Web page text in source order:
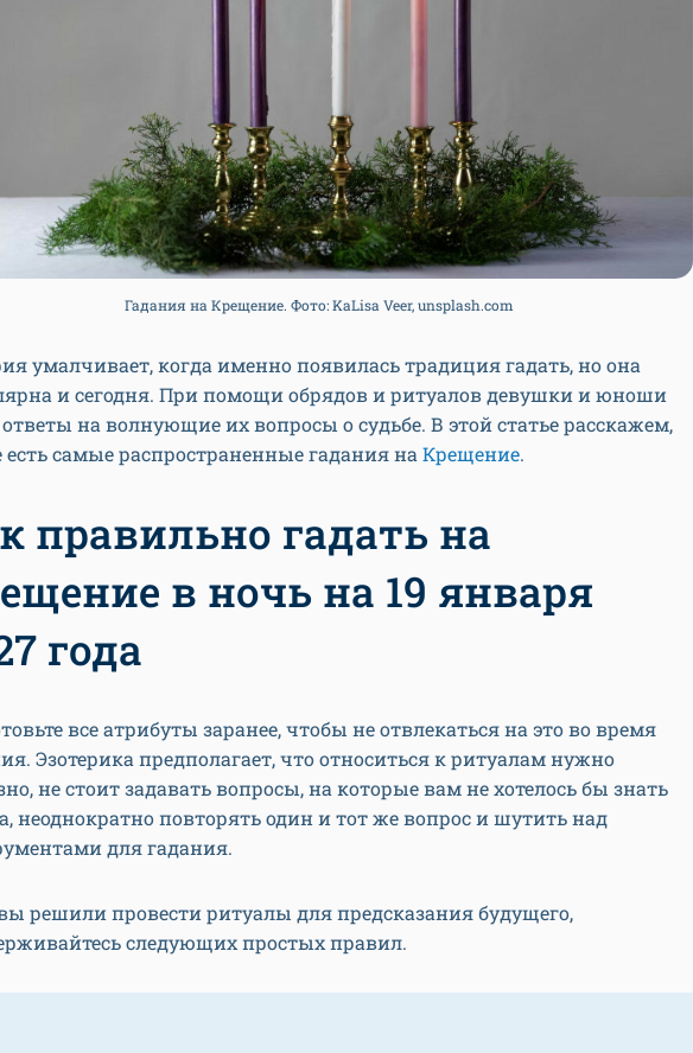
Гадания на Крещение. Фото: KaLisa Veer, unsplash.com
умалчивает, когда именно появилась традиция гадать, но она
и сегодня. При помощи обрядов и ритуалов девушки и юноши
на волнующие их вопросы о судьбе. В этой статье расскажем,
есть самые распространенные гадания наКрещение.
правильно гадать на
в ночь на 19 января
года
все атрибуты заранее, чтобы не отвлекаться на это во время
Эзотерика предполагает, что относиться к ритуалам нужно
не стоит задавать вопросы, на которые вам не хотелось бы знать
неоднократно повторять один и тот же вопрос и шутить над
для гадания.
решили провести ритуалы для предсказания будущего,
следующих простых правил.